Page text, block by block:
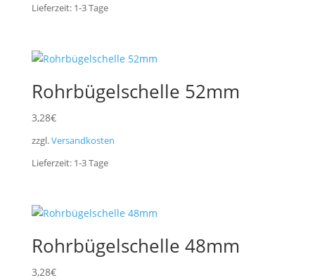
Lieferzeit: 1-3Tage
Rohrbügelschelle 52mm
3,28€
zzgl.Versandkosten
Lieferzeit: 1-3Tage
Rohrbügelschelle 48mm
3,28€